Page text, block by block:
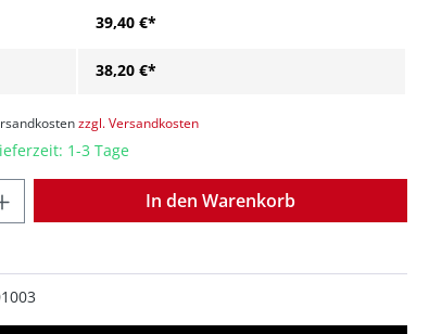
39,40 €*
38,20 €*
zzgl. Versandkosten
1-3 Tage
In den Warenkorb